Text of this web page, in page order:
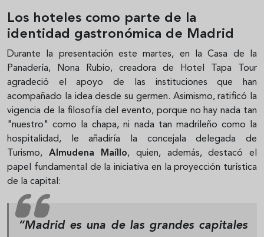
Los hoteles como parte de la
identidad gastronómica de Madrid
Durante la presentación este martes, en la Casa de la
Panadería, Nona Rubio, creadora de Hotel Tapa Tour
agradeció el apoyo de las instituciones que han
acompañado la idea desde su germen. Asimismo, ratificó la
vigencia de la filosofía del evento, porque no hay nada tan
"nuestro" como la chapa, ni nada tan madrileño como la
hospitalidad, le añadiría la concejala delegada de
Turismo, Almudena Maíllo, quien, además, destacó el
papel fundamental de la iniciativa en la proyección turística
de la capital:
“Madrid es una de las grandes capitales